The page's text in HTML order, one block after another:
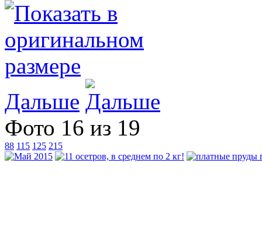
Дальше
Фото 16 из 19
88 115 125 215